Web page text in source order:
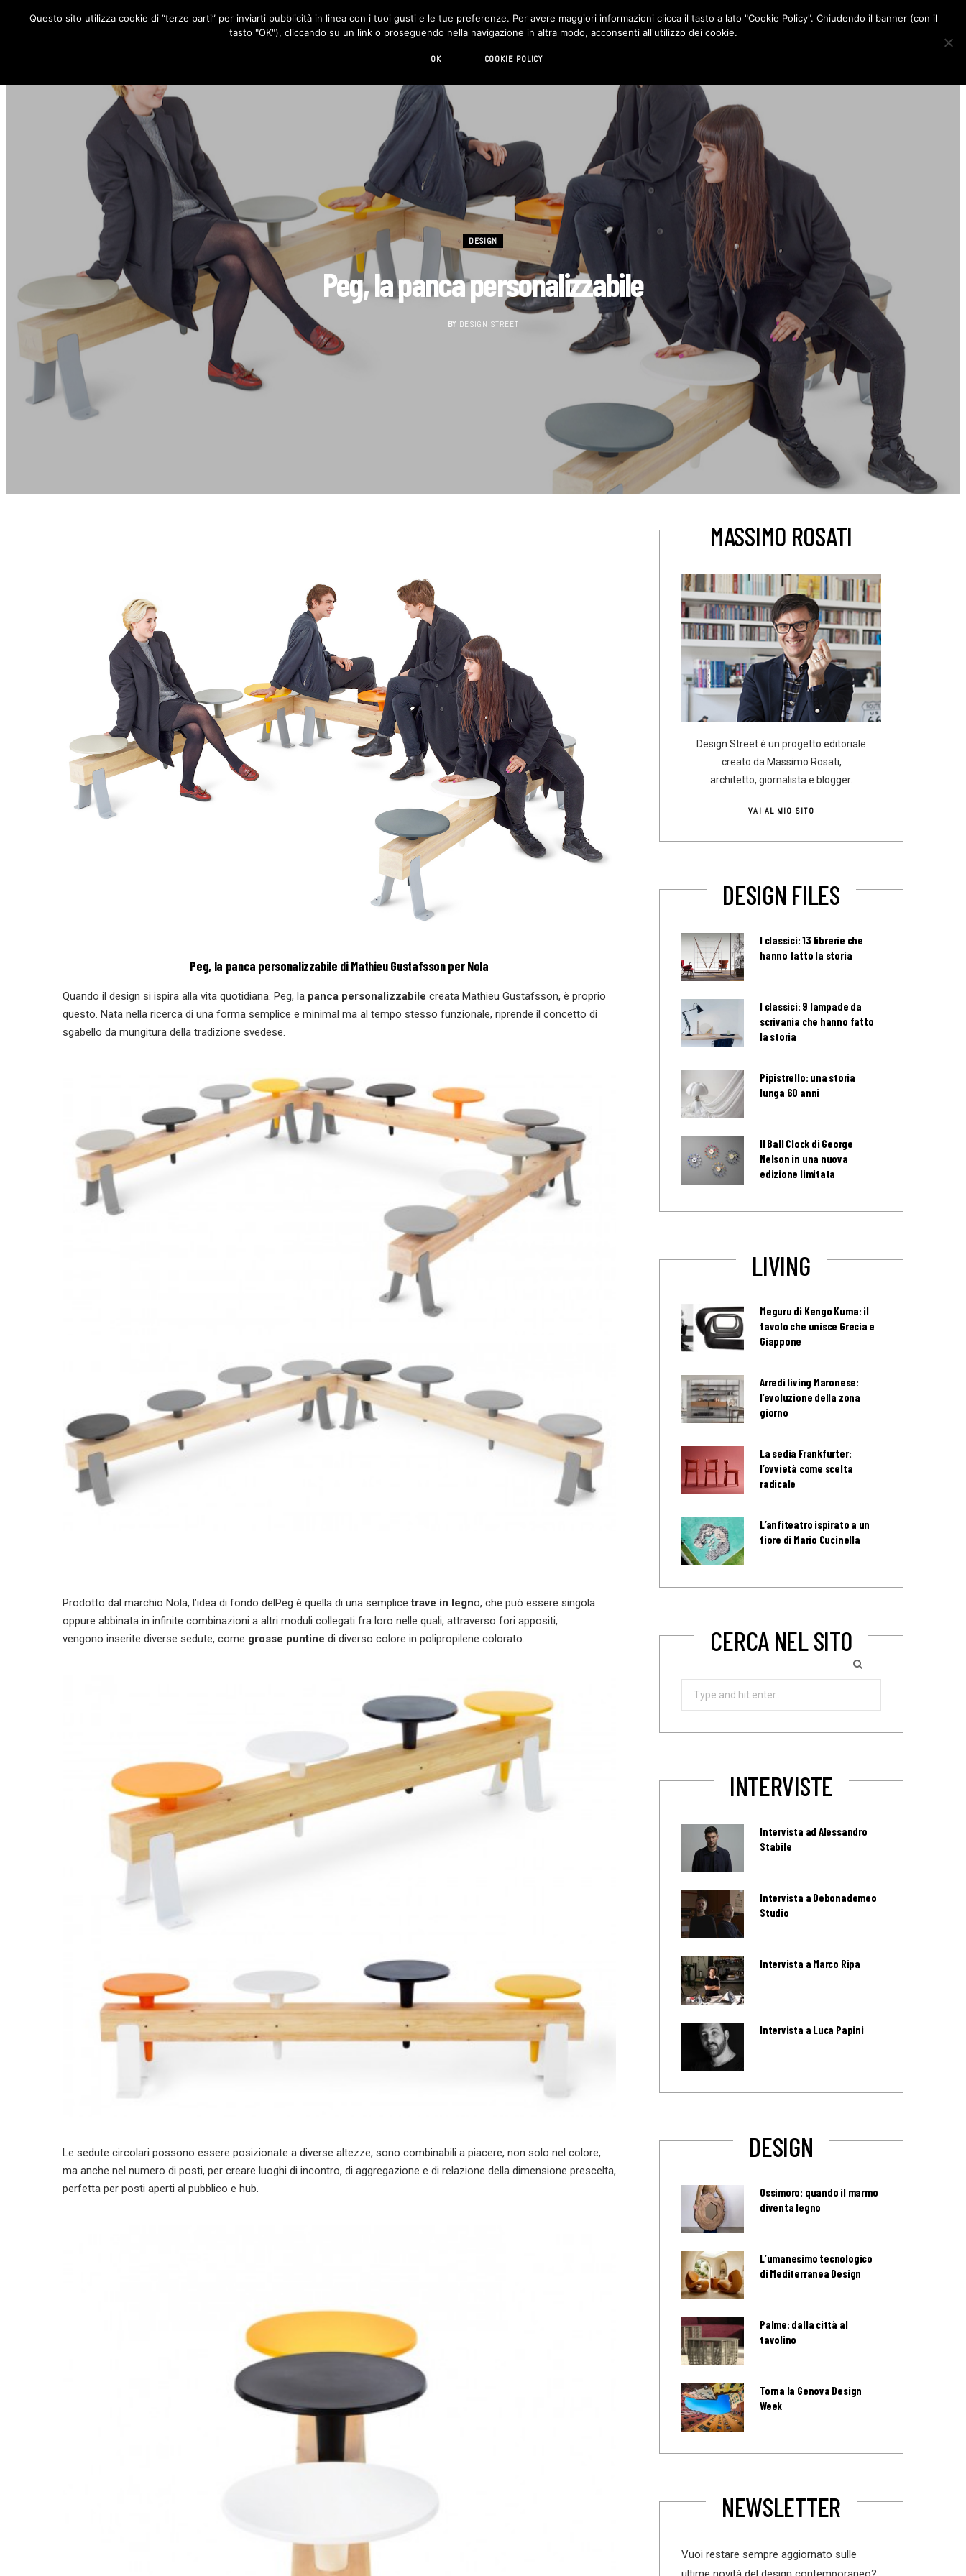
RUBRICHE DESIGN LIVING HI-TECH CHI SIAMO CONTATTI
o
g
r
d
DESIGN
Peg, la panca personalizzabile
BY DESIGN STREET
Peg, la panca personalizzabile di Mathieu Gustafsson per Nola
Quando il design si ispira alla vita quotidiana. Peg, la panca personalizzabile creata Mathieu Gustafsson, è proprio
questo. Nata nella ricerca di una forma semplice e minimal ma al tempo stesso funzionale, riprende il concetto di
sgabello da mungitura della tradizione svedese.
Prodotto dal marchio Nola, l’idea di fondo delPeg è quella di una semplicetrave in legno, che può essere singola
oppure abbinata in infinite combinazioni a altri moduli collegati fra loro nelle quali, attraverso fori appositi,
vengono inserite diverse sedute, come grosse puntine di diverso colore in polipropilene colorato.
Le sedute circolari possono essere posizionate a diverse altezze, sono combinabili a piacere, non solo nel colore,
ma anche nel numero di posti, per creare luoghi di incontro, di aggregazione e di relazione della dimensione prescelta,
perfetta per posti aperti al pubblico e hub.
MASSIMO ROSATI
Design Street è un progetto editoriale
creato da Massimo Rosati,
architetto, giornalista e blogger.
VAI AL MIO SITO
DESIGN FILES
I classici: 13 librerie che
hanno fatto la storia
I classici: 9 lampade da
scrivania che hanno fatto
la storia
Pipistrello: una storia
lunga 60 anni
Il Ball Clock di George
Nelson in una nuova
edizione limitata
LIVING
Meguru di Kengo Kuma: il
tavolo che unisce Grecia e
Giappone
Arredi living Maronese:
l’evoluzione della zona
giorno
La sedia Frankfurter:
l’ovvietà come scelta
radicale
L’anfiteatro ispirato a un
fiore di Mario Cucinella
CERCA NEL SITO
Search
INTERVISTE
Intervista ad Alessandro
Stabile
Intervista a Debonademeo
Studio
Intervista a Marco Ripa
Intervista a Luca Papini
DESIGN
Ossimoro: quando il marmo
diventa legno
L’umanesimo tecnologico
di Mediterranea Design
Palme: dalla città al
tavolino
Torna la Genova Design
Week
NEWSLETTER
Vuoi restare sempre aggiornato sulle
Questo sito utilizza cookie di “terze parti” per inviarti pubblicità in linea con i tuoi gusti e le tue preferenze. Per avere maggiori informazioni clicca il tasto a lato "Cookie Policy". Chiudendo il banner (con il
tasto "OK"), cliccando su un link o proseguendo nella navigazione in altra modo, acconsenti all'utilizzo dei cookie.
OK COOKIE POLICY